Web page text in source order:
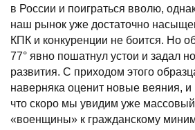
в России и поиграться вволю,
наш рынок уже достаточно
КПК и конкуренции не боится. Но
77° явно пошатнул устои и задал
развития. С приходом этого
наверняка оценит новые веяния,
что скоро мы увидим уже массовый
«военщины» к гражданскому